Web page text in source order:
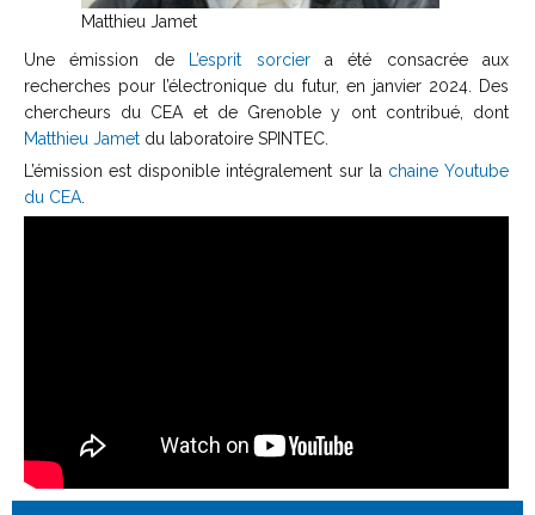
Matthieu Jamet
Une émission de
L’esprit sorciera été consacrée aux
recherches pour l’électronique du futur, en janvier 2024. Des
chercheurs du CEA et de Grenoble y ont contribué, dont
Matthieu Jamet du laboratoire SPINTEC.
L’émission est disponible intégralement sur la chaine Youtube
du CEA